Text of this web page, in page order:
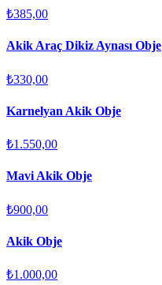
₺385,00
Akik Araç Dikiz Aynası Obje
₺330,00
Karnelyan Akik Obje
₺1.550,00
Mavi Akik Obje
₺900,00
Akik Obje
₺1.000,00